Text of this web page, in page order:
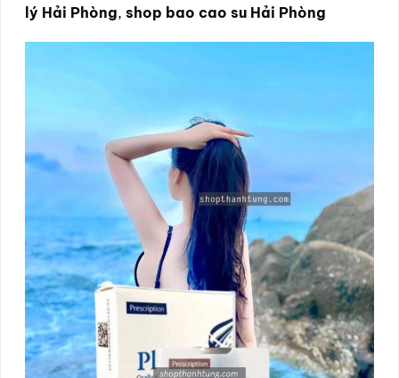
lý Hải Phòng, shop bao cao su Hải Phòng